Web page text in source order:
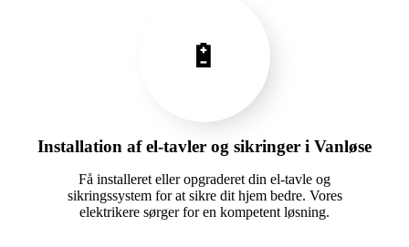
🔋
Installation af el-tavler og sikringer i Vanløse
Få installeret eller opgraderet din el-tavle og
sikringssystem for at sikre dit hjem bedre. Vores
elektrikere sørger for en kompetent løsning.